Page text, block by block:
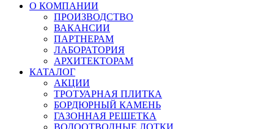
О КОМПАНИИ
ПРОИЗВОДСТВО
ВАКАНСИИ
ПАРТНЕРАМ
ЛАБОРАТОРИЯ
АРХИТЕКТОРАМ
КАТАЛОГ
АКЦИИ
ТРОТУАРНАЯ ПЛИТКА
БОРДЮРНЫЙ КАМЕНЬ
ГАЗОННАЯ РЕШЕТКА